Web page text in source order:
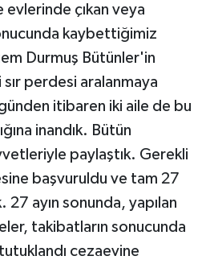
evlerinde çıkan veya
kaybettiğimiz
Durmuş Bütünler'in
sır perdesi aralanmaya
itibaren iki aile de bu
inandık. Bütün
paylaştık. Gerekli
başvuruldu ve tam 27
ayın sonunda, yapılan
takibatların sonucunda
cezaevine